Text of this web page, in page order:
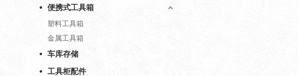
便携式工具箱
塑料工具箱
金属工具箱
车库存储
工具柜配件